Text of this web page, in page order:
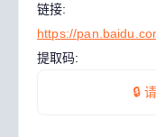
链接:
https://
提取码:
🔒